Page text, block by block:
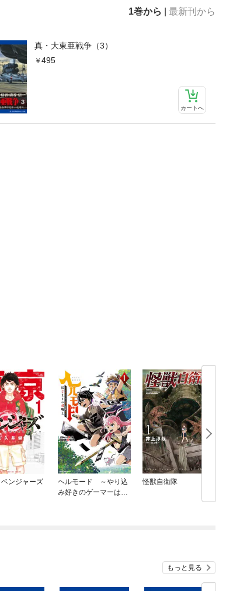
1巻から 最新刊から
真・大東亜戦争（3）
495
カートへ
ンジャーズ
ヘルモード ～やり込
み好きのゲーマーは廃
怪獣自衛隊
もっと見る